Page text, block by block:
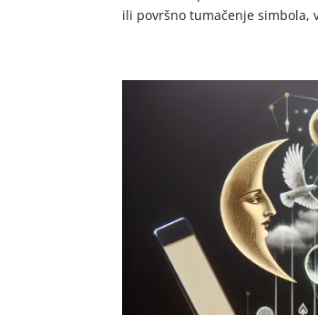
ili površno tumačenje simbola,